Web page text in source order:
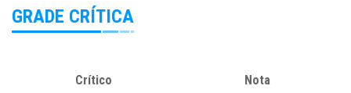
GRADE CRÍTICA
Crítico Nota